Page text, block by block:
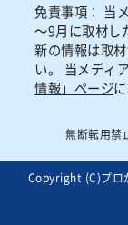
免責事項： 当
～9月に取材し
新の情報は取
い。 当メディ
情報」ページ
無断転用
Copyright (C)プロ